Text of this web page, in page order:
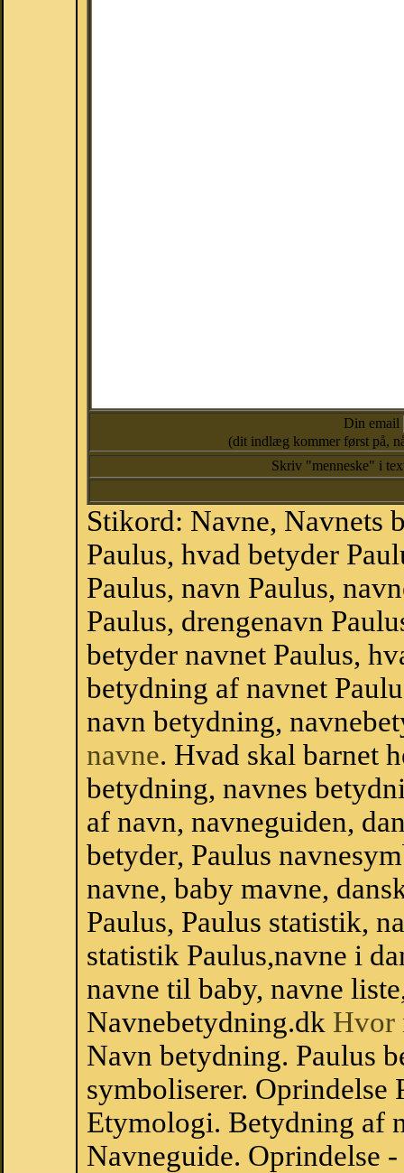
Din email
(dit indlæg kommer først på,
Skriv "menneske" i
Stikord: Navne, Navnets
Paulus, hvad betyder
Paulus, navn Paulus,
Paulus, drengenavn
betyder navnet Paulus,
betydning af navnet
navn betydning,
navne. Hvad skal barnet
betydning, navnes
af navn, navneguiden,
betyder, Paulus
navne, baby mavne,
Paulus, Paulus statistik,
statistik Paulus,navne i
navne til baby, navne
Navnebetydning.dk Hvor
Navn betydning. Paulus
symboliserer. Oprindelse
Etymologi. Betydning af
Navneguide. Oprindelse